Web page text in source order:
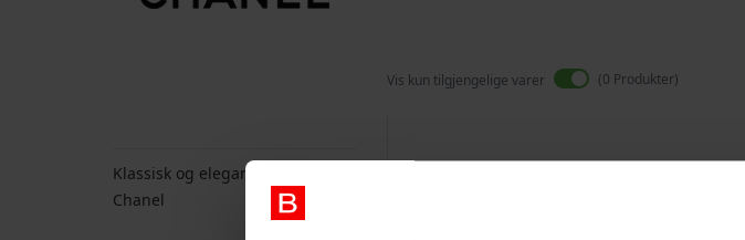
Vis kun tilgjengelige varer 0 Produkter
Klassisk og elegant stil med
Chanel